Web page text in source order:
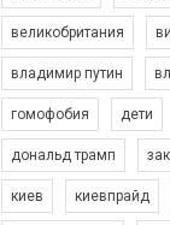
Емоційний та
великобритания
владимир путин
гомофобия дети
дональд трамп
киев киевпрайд